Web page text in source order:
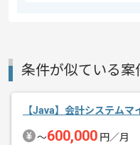
条件が似ている案
【Java】会計システム
〜600,000 円／月